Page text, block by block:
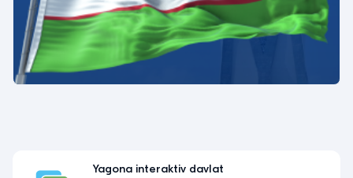
Yagona interaktiv davlat